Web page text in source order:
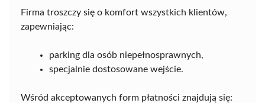
Firma troszczy się o komfort wszystkich klientów,
zapewniając:
parking dla osób niepełnosprawnych,
specjalnie dostosowane wejście.
Wśród akceptowanych form płatności znajdują się: